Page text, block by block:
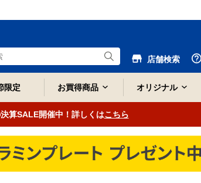
店舗検索
限定 お買得商品 オリジナル
算SALE開催中！詳しくはこちら